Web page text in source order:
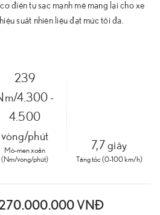
điên tự sạc mạnh mẽ mang lại cho xe
suất nhiên liệu đạt mức tối đa.
239
4.300 -
4.500
vòng/phút
Mô-men xoắn
(Nm/vòng/phút)
7,7 giây
Tăng tốc (0-100 km/h)
VNĐ